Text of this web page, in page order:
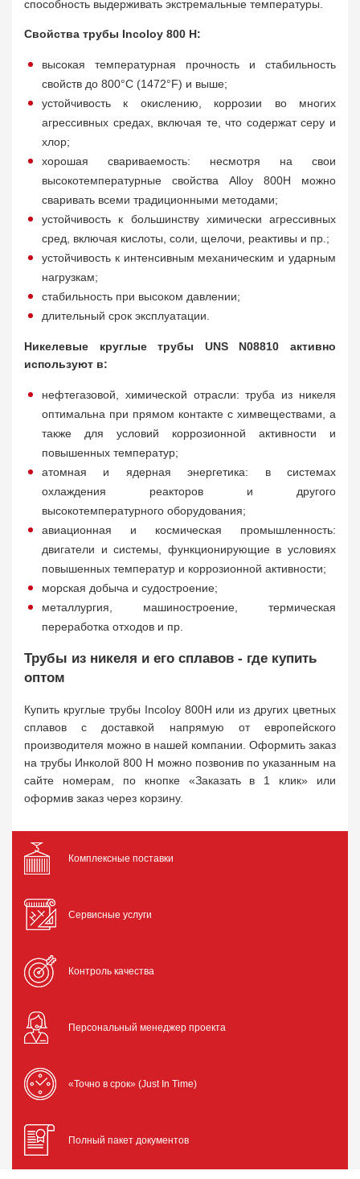
способность выдерживать экстремальные температуры.
Свойства трубы Incoloy 800 H:
высокая температурная прочность и стабильность
свойств до 800°C (1472°F) и выше;
устойчивость к окислению, коррозии во многих
агрессивных средах, включая те, что содержат серу и
хлор;
хорошая свариваемость: несмотря на свои
высокотемпературные свойства Alloy 800H можно
сваривать всеми традиционными методами;
устойчивость к большинству химически агрессивных
сред, включая кислоты, соли, щелочи, реактивы и пр.;
устойчивость к интенсивным механическим и ударным
нагрузкам;
стабильность при высоком давлении;
длительный срок эксплуатации.
Никелевые круглые трубы UNS N08810 активно
используют в:
нефтегазовой, химической отрасли: труба из никеля
оптимальна при прямом контакте с химвеществами, а
также для условий коррозионной активности и
повышенных температур;
атомная и ядерная энергетика: в системах
охлаждения реакторов и другого
высокотемпературного оборудования;
авиационная и космическая промышленность:
двигатели и системы, функционирующие в условиях
повышенных температур и коррозионной активности;
морская добыча и судостроение;
металлургия, машиностроение, термическая
переработка отходов и пр.
Трубы из никеля и его сплавов - где купить
оптом
Купить круглые трубы Incoloy 800H или из других цветных
сплавов с доставкой напрямую от европейского
производителя можно в нашей компании. Оформить заказ
на трубы Инколой 800 Н можно позвонив по указанным на
сайте номерам, по кнопке «Заказать в 1 клик» или
оформив заказ через корзину.
Комплексные поставки
Сервисные услуги
Контроль качества
Персональный менеджер проекта
«Точно в срок» (Just In Time)
Полный пакет документов